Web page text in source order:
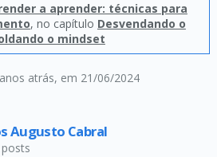
atrás, em 21/06/2024
a aprender: técnicas para
, no capítulo Desvendando o
o mindset
Augusto Cabral